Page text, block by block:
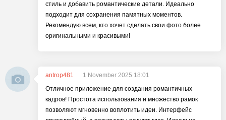
стиль и добавить романтические детали. Идеально
подходит для сохранения памятных моментов.
Рекомендую всем, кто хочет сделать свои фото более
оригинальными и красивыми!
antrop481
1 November 2025 18:01
Отличное приложение для создания романтичных
кадров! Простота использования и множество рамок
позволяют мгновенно воплотить идеи. Интерфейс